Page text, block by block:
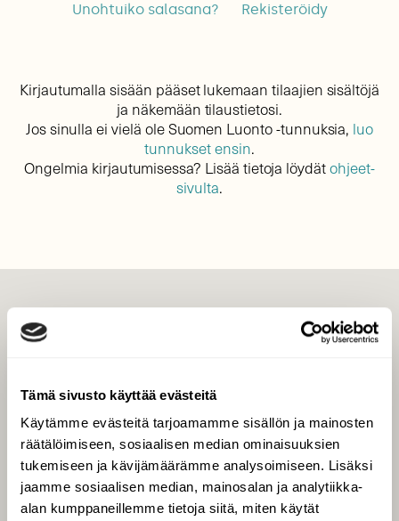
Tämä sivusto käyttää evästeitä
Käytämme evästeitä tarjoamamme sisällön ja mainosten
räätälöimiseen, sosiaalisen median ominaisuuksien
tukemiseen ja kävijämäärämme analysoimiseen. Lisäksi
jaamme sosiaalisen median, mainosalan ja analytiikka-
alan kumppaneillemme tietoja siitä, miten käytät
Unohtuiko salasana? Rekisteröidy
Kirjautumalla sisään pääset lukemaan tilaajien sisältöjä
ja näkemään tilaustietosi.
Jos sinulla ei vielä ole Suomen Luonto -tunnuksia, luo
tunnukset ensin.
Ongelmia kirjautumisessa? Lisää tietoja löydätohjeet-
sivulta.
Tilaa digilukuoikeus
Äänestä parasta juttua
Tilaa uutiskirje